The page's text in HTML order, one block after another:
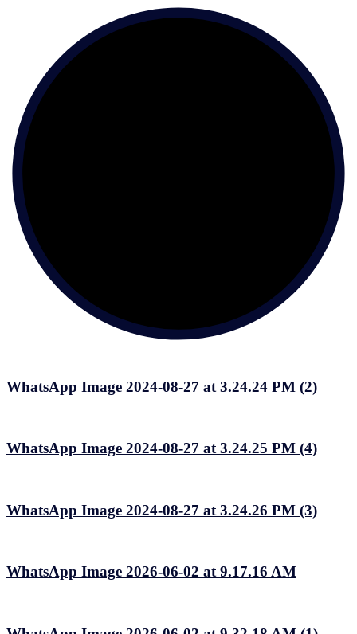
WhatsApp Image 2024-08-27 at 3.24.24 PM (2)
WhatsApp Image 2024-08-27 at 3.24.25 PM (4)
WhatsApp Image 2024-08-27 at 3.24.26 PM (3)
WhatsApp Image 2026-06-02 at 9.17.16 AM